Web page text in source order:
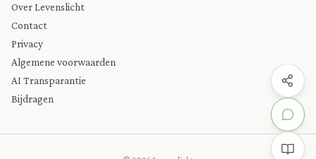
Over Levenslicht
Contact
Privacy
Algemene voorwaarden
AI Transparantie
Bijdragen